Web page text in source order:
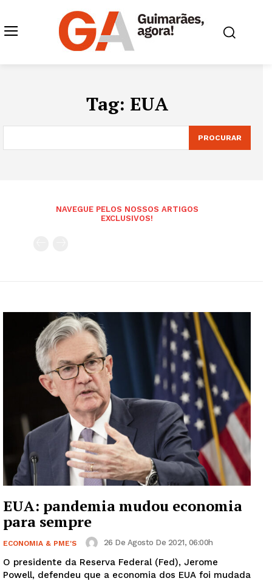
Tag: EUA
PROCURAR
NAVEGUE PELOS NOSSOS ARTIGOS
EXCLUSIVOS!
EUA: pandemia mudou economia
para sempre
ECONOMIA & PME'S 26 De Agosto De 2021, 06:00h
O presidente da Reserva Federal (Fed), Jerome
Powell, defendeu que a economia dos EUA foi mudada